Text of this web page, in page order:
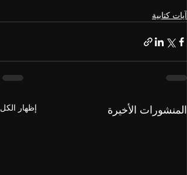
آيات كتابية
المنشورات الأخيرة إظهار الكل